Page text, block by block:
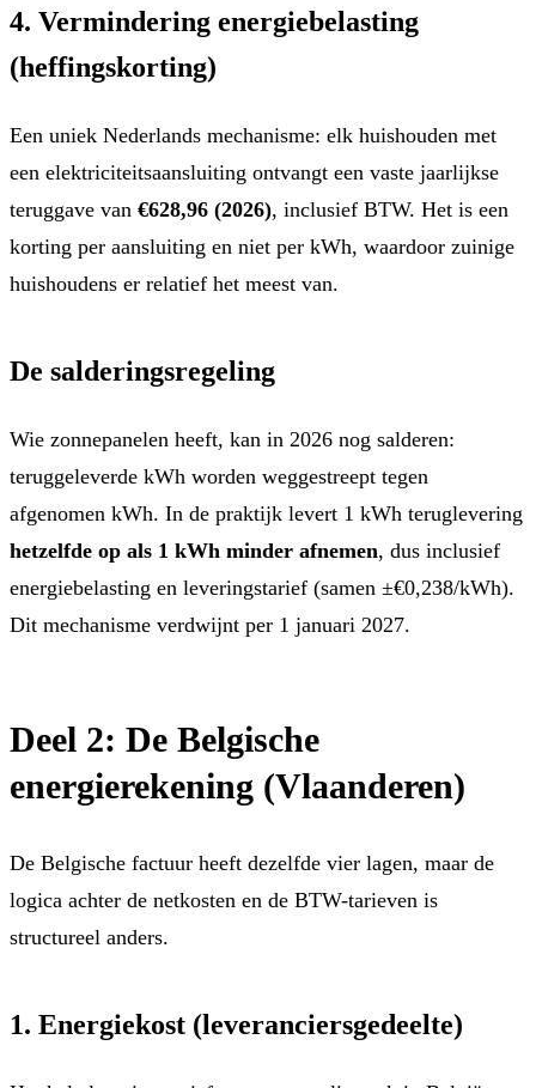
4. Vermindering energiebelasting
(heffingskorting)
Een uniek Nederlands mechanisme: elk huishouden met
een elektriciteitsaansluiting ontvangt een vaste jaarlijkse
teruggave van €628,96 (2026), inclusief BTW. Het is een
korting per aansluiting en niet per kWh, waardoor zuinige
huishoudens er relatief het meest van.
De salderingsregeling
Wie zonnepanelen heeft, kan in 2026 nog salderen:
teruggeleverde kWh worden weggestreept tegen
afgenomen kWh. In de praktijk levert 1 kWh teruglevering
hetzelfde op als 1 kWh minder afnemen, dus inclusief
energiebelasting en leveringstarief (samen ±€0,238/kWh).
Dit mechanisme verdwijnt per 1 januari 2027.
Deel 2: De Belgische
energierekening (Vlaanderen)
De Belgische factuur heeft dezelfde vier lagen, maar de
logica achter de netkosten en de BTW-tarieven is
structureel anders.
1. Energiekost (leveranciersgedeelte)